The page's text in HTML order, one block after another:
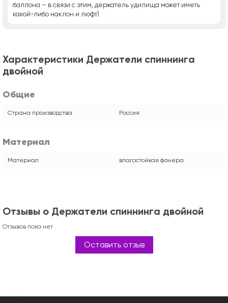
баллона – в связи с этим, держатель удилища может иметь
какой-либо наклон и люфт)
Характеристики Держатели спиннинга
двойной
Общие
Страна производства Россия
Материал
Материал влагостойкая фанера
Отзывы о Держатели спиннинга двойной
Отзывов пока нет
Оставить отзыв